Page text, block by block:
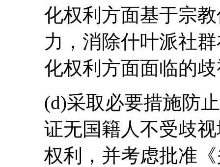
化权利方面基于宗
力，消除什叶派社
化权利方面面临的
(d)采取必要措施防
证无国籍人不受歧
权利，并考虑批准